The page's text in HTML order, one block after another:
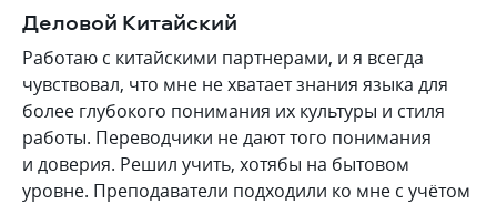
Деловой Китайский
Работаю с китайскими партнерами, и я всегда
чувствовал, что мне не хватает знания языка для
более глубокого понимания их культуры и стиля
работы. Переводчики не дают того понимания
и доверия. Решил учить, хотябы на бытовом
уровне. Преподаватели подходили ко мне с учётом